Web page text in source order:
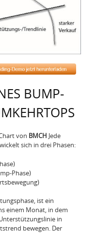
BUMP-
von BMCH Jede
sich in drei Phasen:
Phase)
ist ein
einem Monat, in dem
in
bewegen. Der